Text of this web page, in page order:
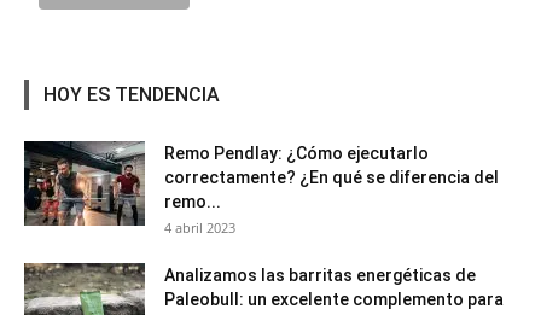
HOY ES TENDENCIA
Remo Pendlay: ¿Cómo ejecutarlo
correctamente? ¿En qué se diferencia del
remo...
4 abril 2023
Analizamos las barritas energéticas de
Paleobull: un excelente complemento para